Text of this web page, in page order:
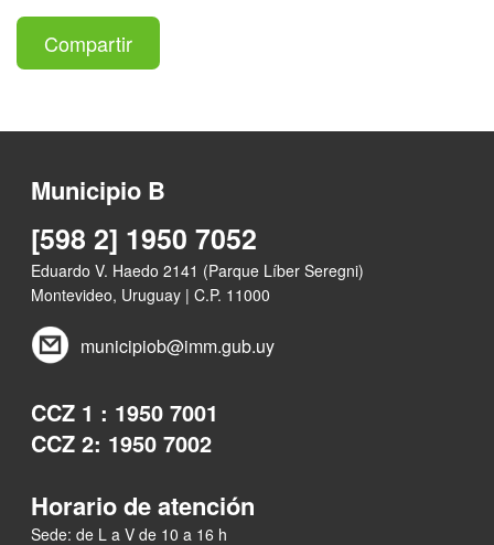
Compartir
Municipio B
[598 2] 1950 7052
Eduardo V. Haedo 2141 (Parque Líber Seregni)
Montevideo, Uruguay | C.P. 11000
municipiob@imm.gub.uy
CCZ 1 : 1950 7001
CCZ 2: 1950 7002
Horario de atención
Sede: de L a V de 10 a 16 h